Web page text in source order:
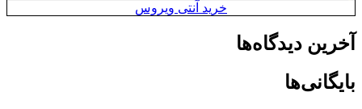
خرید آنتی ویروس
آخرین دیدگاه‌ها
بایگانی‌ها